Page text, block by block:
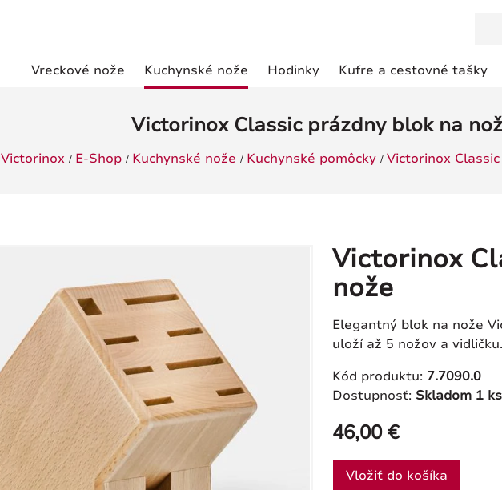
Vreckové nože Kuchynské nože Hodinky Kufre a cestovné tašky
Victorinox Classic prázdny blok na
Victorinox E-Shop Kuchynské nože Kuchynské pomôcky Victorinox
Victorinox
nože
Elegantný blok na nože
uloží až 5 nožov a
Kód produktu: 7.7090.0
Dostupnosť: Skladom 1 ks
46,00 €
Vložiť do košíka